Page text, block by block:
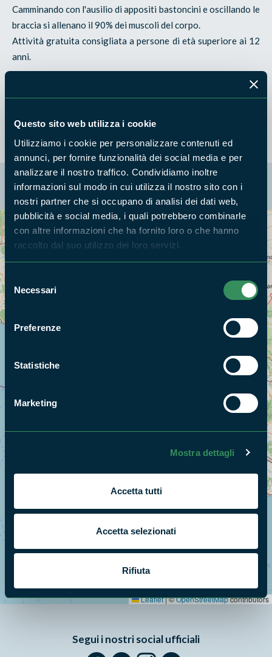
Questo sito web utilizza i cookie
Utilizziamo i cookie per personalizzare contenuti ed
annunci, per fornire funzionalità dei social media e per
analizzare il nostro traffico. Condividiamo inoltre
informazioni sul modo in cui utilizza il nostro sito con i
nostri partner che si occupano di analisi dei dati web,
pubblicità e social media, i quali potrebbero combinarle
con altre informazioni che ha fornito loro o che hanno
raccolto dal suo utilizzo dei loro servizi.
Selezione
del
consenso
Necessari
Preferenze
Statistiche
Marketing
Mostra dettagli
Accetta tutti
Accetta selezionati
Rifiuta
Camminando con l'ausilio di appositi bastoncini e oscillando le
braccia si allenano il 90% dei muscoli del corpo.
Attività gratuita consigliata a persone di età superiore ai 12
anni.
La mappa di Parchilazio.it
−
Leaflet|©OpenStreetMapcontributors
Cerca nella mappa
Segui i nostri social ufficiali